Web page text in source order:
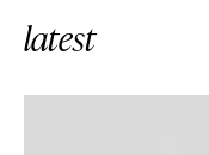
latest